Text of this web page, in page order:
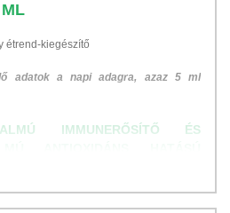
étrend-kiegészítő
adatok a napi adagra, azaz 5 ml
IMMUNERŐSÍTŐ ÉS
KÉSZÍTMÉNY E-, A-